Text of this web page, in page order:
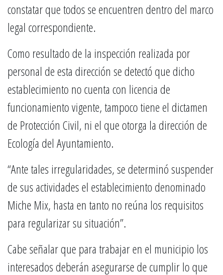
constatar que todos se encuentren dentro del marco
legal correspondiente.
Como resultado de la inspección realizada por
personal de esta dirección se detectó que dicho
establecimiento no cuenta con licencia de
funcionamiento vigente, tampoco tiene el dictamen
de Protección Civil, ni el que otorga la dirección de
Ecología del Ayuntamiento.
“Ante tales irregularidades, se determinó suspender
de sus actividades el establecimiento denominado
Miche Mix, hasta en tanto no reúna los requisitos
para regularizar su situación”.
Cabe señalar que para trabajar en el municipio los
interesados deberán asegurarse de cumplir lo que